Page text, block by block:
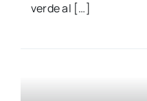
ver­de al […]